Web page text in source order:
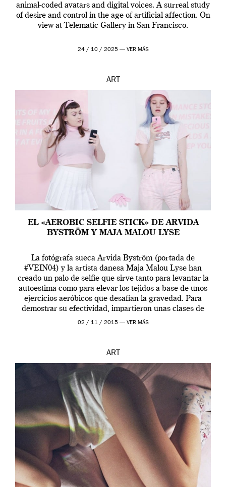
animal-coded avatars and digital voices. A surreal study
of desire and control in the age of artificial affection. On
view at Telematic Gallery in San Francisco.
24 / 10 / 2025 — VER MÁS
ART
EL «AEROBIC SELFIE STICK» DE ARVIDA
BYSTRÖM Y MAJA MALOU LYSE
La fotógrafa sueca Arvida Byström (portada de
#VEIN04) y la artista danesa Maja Malou Lyse han
creado un palo de selfie que sirve tanto para levantar la
autoestima como para elevar los tejidos a base de unos
ejercicios aeróbicos que desafían la gravedad. Para
demostrar su efectividad, impartieron unas clases de
prueba en el Tate […]
02 / 11 / 2015 — VER MÁS
ART